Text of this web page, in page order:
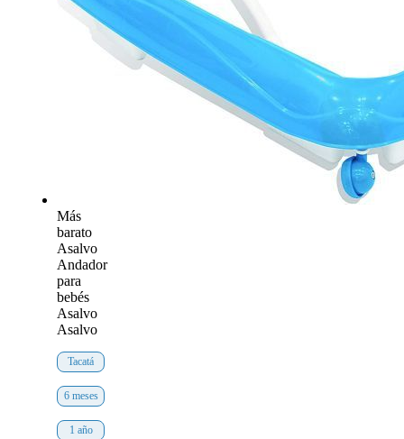
Más
barato
Asalvo
Andador
para
bebés
Asalvo
Asalvo
Tacatá
6 meses
1 año